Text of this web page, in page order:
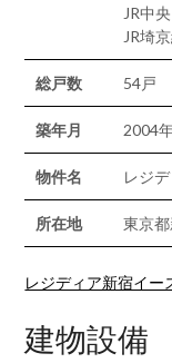
JR中
JR埼
総戸数 54戸
築年月 2004
物件名 レジ
所在地 東京
レジディア新宿イー
建物設備